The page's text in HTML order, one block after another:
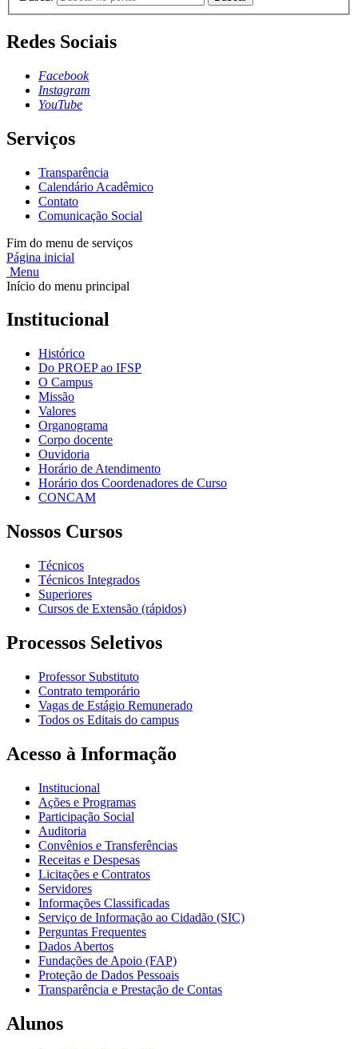
Redes Sociais
Facebook
Instagram
YouTube
Serviços
Transparência
Calendário Acadêmico
Contato
Comunicação Social
Fim do menu de serviços
Página inicial
Menu
Início do menu principal
Institucional
Histórico
Do PROEP ao IFSP
O Campus
Missão
Valores
Organograma
Corpo docente
Ouvidoria
Horário de Atendimento
Horário dos Coordenadores de Curso
CONCAM
Nossos Cursos
Técnicos
Técnicos Integrados
Superiores
Cursos de Extensão (rápidos)
Processos Seletivos
Professor Substituto
Contrato temporário
Vagas de Estágio Remunerado
Todos os Editais do campus
Acesso à Informação
Institucional
Ações e Programas
Participação Social
Auditoria
Convênios e Transferências
Receitas e Despesas
Licitações e Contratos
Servidores
Informações Classificadas
Serviço de Informação ao Cidadão (SIC)
Perguntas Frequentes
Dados Abertos
Fundações de Apoio (FAP)
Proteção de Dados Pessoais
Transparência e Prestação de Contas
Alunos